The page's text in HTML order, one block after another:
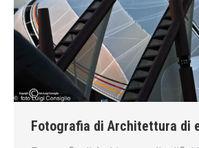
Fotografia di Architettura di